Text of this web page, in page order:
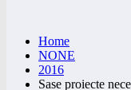
Home
NONE
2016
Sase proiecte